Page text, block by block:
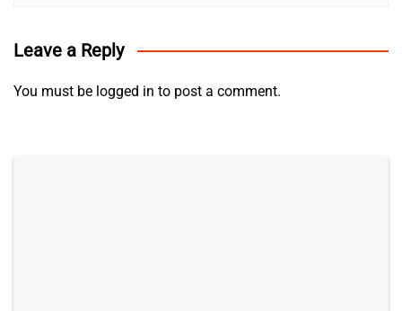
Leave a Reply
You must be logged in to post a comment.